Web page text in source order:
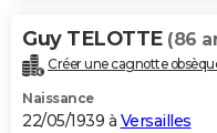
Guy TELOTTE (86
Créer une cagnotte
Naissance
22/05/1939 à Versailles